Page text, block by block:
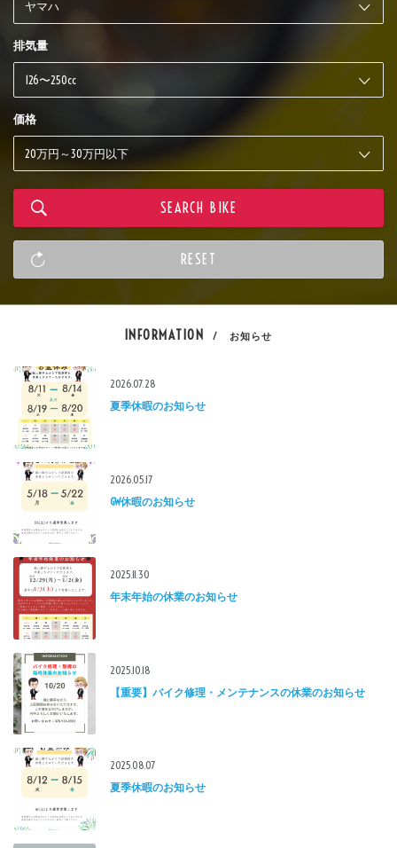
排気量
価格
INFORMATION / お知らせ
2026.07.28
夏季休暇のお知らせ
2026.05.17
GW休暇のお知らせ
2025.11.30
年末年始の休業のお知らせ
2025.10.18
【重要】バイク修理・メンテナンスの休業のお知らせ
2025.08.07
夏季休暇のお知らせ